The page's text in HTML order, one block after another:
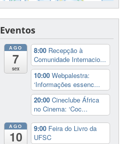
Eventos
AGO
7
sex
8:00 Recepção à
Comunidade Internacio...
10:00Webpalestra:
‘Informações essenc...
20:00Cineclube África
no Cinema: ‘Coc...
AGO
10
9:00 Feira do Livro da
UFSC